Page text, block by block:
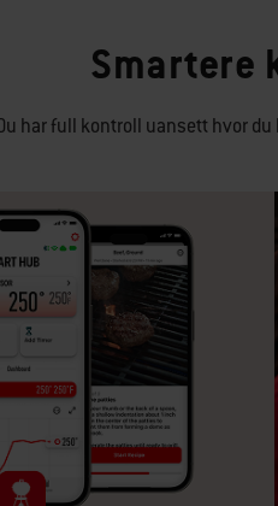
Smartere
har full kontroll uansett hvor